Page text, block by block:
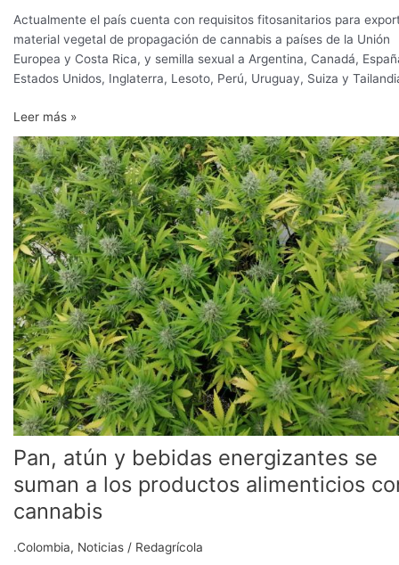
Actualmente el país cuenta con requisitos fitosanitarios para
material vegetal de propagación de cannabis a países de la Unión
Europea y Costa Rica, y semilla sexual a Argentina, Canadá,
Estados Unidos, Inglaterra, Lesoto, Perú, Uruguay, Suiza y
Leer más »
Pan, atún y bebidas energizantes se
suman a los productos alimenticios
cannabis
.Colombia, Noticias / Redagrícola
Pan,
atún
y
bebidas
energizantes
se
suman
a
los
productos
alimenticios
con
cannabis